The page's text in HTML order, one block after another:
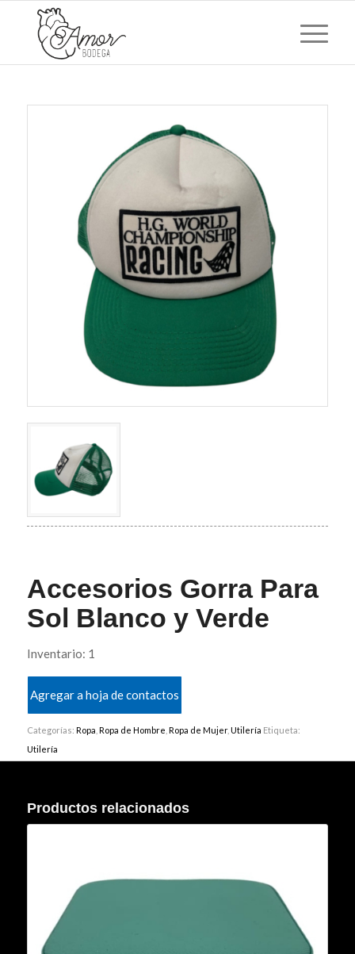
Accesorios Gorra Para
Sol Blanco y Verde
Inventario: 1
Agregar a hoja de contactos
Categorías: Ropa Ropa de Hombre Ropa de Mujer, Utilería Etiqueta:
Utilería
Productos relacionados